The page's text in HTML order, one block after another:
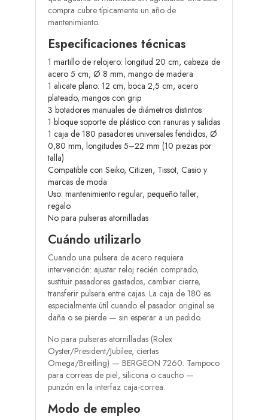
compra cubre típicamente un año de
mantenimiento.
Especificaciones técnicas
1 martillo de relojero: longitud 20 cm, cabeza de
acero 5 cm, Ø 8 mm, mango de madera
1 alicate plano: 12 cm, boca 2,5 cm, acero
plateado, mangos con grip
3 botadores manuales de diámetros distintos
1 bloque soporte de plástico con ranuras y salidas
1 caja de 180 pasadores universales fendidos, Ø
0,80 mm, longitudes 5–22 mm (10 piezas por
talla)
Compatible con Seiko, Citizen, Tissot, Casio y
marcas de moda
Uso: mantenimiento regular, pequeño taller,
regalo
No para pulseras atornilladas
Cuándo utilizarlo
Cuando una pulsera de acero requiera
intervención: ajustar reloj recién comprado,
sustituir pasadores gastados, cambiar cierre,
transferir pulsera entre cajas. La caja de 180 es
especialmente útil cuando el pasador original se
daña o se pierde — sin esperar a un pedido.
No para pulseras atornilladas (Rolex
Oyster/President/Jubilee, ciertas
Omega/Breitling) — BERGEON 7260. Tampoco
para correas de piel, silicona o caucho —
punzón en la interfaz caja-correa.
Modo de empleo